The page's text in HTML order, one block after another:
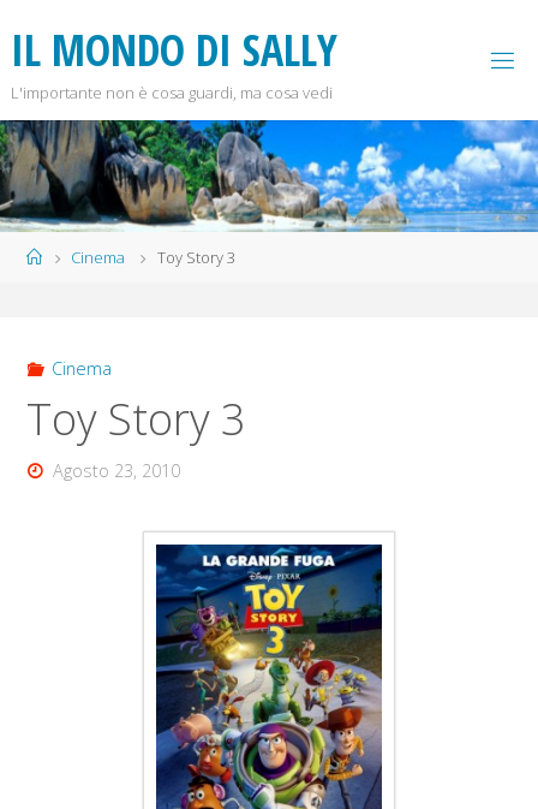
contenuto
IL MONDO DI SALLY
L'importante non è cosa guardi, ma cosa vedi
HomeCinema Toy Story 3
Cinema
Toy Story 3
Agosto 23, 2010